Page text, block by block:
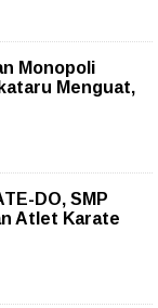
Monopoli
Menguat,
DO, SMP
Atlet Karate